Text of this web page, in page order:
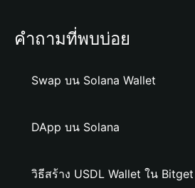
คำถามที่พบบ่อย
Swap บน Solana Wallet
DApp บน Solana
วิธีสร้าง USDL Wallet ใน Bitget